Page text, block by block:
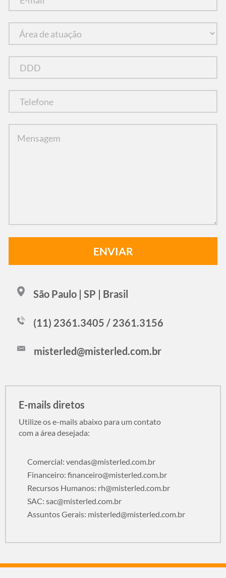
São Paulo | SP | Brasil
(11) 2361.3405 / 2361.3156
misterled@misterled.com.br
E-mails diretos
Utilize os e-mails abaixo para um contato
com a área desejada:
Comercial: vendas@misterled.com.br
Financeiro: financeiro@misterled.com.br
Recursos Humanos: rh@misterled.com.br
SAC: sac@misterled.com.br
Assuntos Gerais: misterled@misterled.com.br